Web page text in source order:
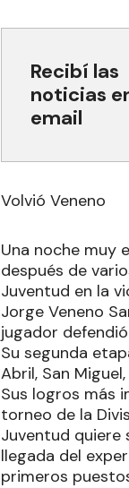
Recibí las
noticias
email
Volvió Veneno
Una noche muy
después de
Juventud en la
Jorge Veneno
jugador
Su segunda
Abril, San
Sus logros más
torneo de la
Juventud quiere
llegada del
primeros